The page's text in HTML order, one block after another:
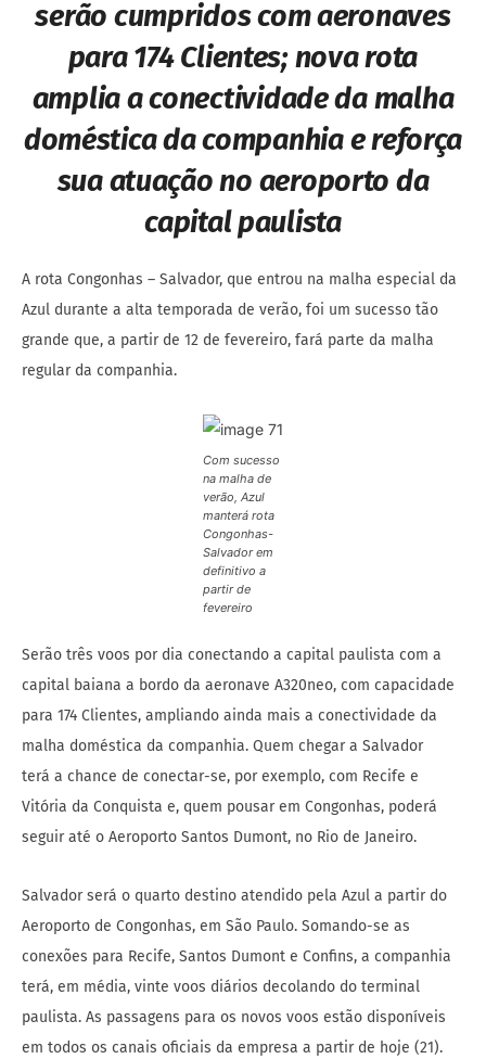
serão cumpridos com aeronaves
para 174 Clientes; nova rota
amplia a conectividade da malha
doméstica da companhia e reforça
sua atuação no aeroporto da
capital paulista
A rota Congonhas – Salvador, que entrou na malha especial da
Azul durante a alta temporada de verão, foi um sucesso tão
grande que, a partir de 12 de fevereiro, fará parte da malha
regular da companhia.
Com sucesso
na malha de
verão, Azul
manterá rota
Congonhas-
Salvador em
definitivo a
partir de
fevereiro
Serão três voos por dia conectando a capital paulista com a
capital baiana a bordo da aeronave A320neo, com capacidade
para 174 Clientes, ampliando ainda mais a conectividade da
malha doméstica da companhia. Quem chegar a Salvador
terá a chance de conectar-se, por exemplo, com Recife e
Vitória da Conquista e, quem pousar em Congonhas, poderá
seguir até o Aeroporto Santos Dumont, no Rio de Janeiro.
Salvador será o quarto destino atendido pela Azul a partir do
Aeroporto de Congonhas, em São Paulo. Somando-se as
conexões para Recife, Santos Dumont e Confins, a companhia
terá, em média, vinte voos diários decolando do terminal
paulista. As passagens para os novos voos estão disponíveis
em todos os canais oficiais da empresa a partir de hoje (21).